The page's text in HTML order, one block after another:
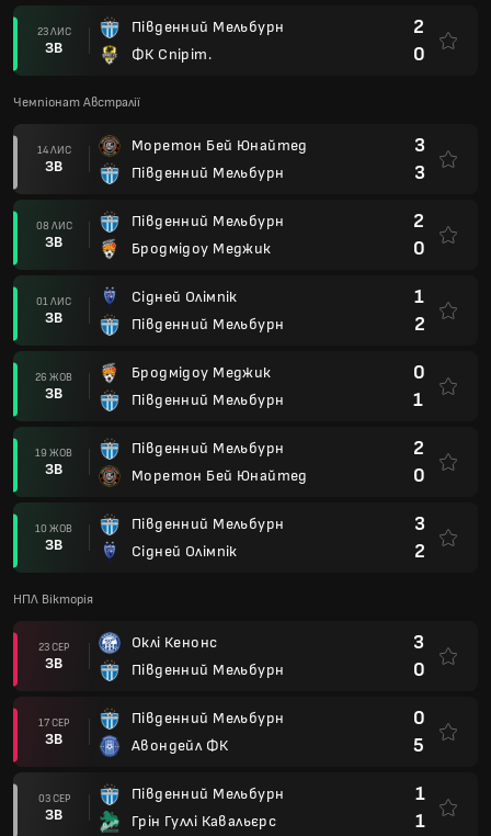
23 ЛИС
ЗВ
Південний Мельбурн
ФК Спіріт.
2
0
Чемпіонат Австралії
14 ЛИС
ЗВ
Моретон Бей Юнайтед
Південний Мельбурн
3
3
08 ЛИС
ЗВ
Південний Мельбурн
Бродмідоу Меджик
2
0
01 ЛИС
ЗВ
Сідней Олімпік
Південний Мельбурн
1
2
26 ЖОВ
ЗВ
Бродмідоу Меджик
Південний Мельбурн
0
1
19 ЖОВ
ЗВ
Південний Мельбурн
Моретон Бей Юнайтед
2
0
10 ЖОВ
ЗВ
Південний Мельбурн
Сідней Олімпік
3
2
НПЛ Вікторія
23 СЕР
ЗВ
Оклі Кенонс
Південний Мельбурн
3
0
17 СЕР
ЗВ
Південний Мельбурн
Авондейл ФК
0
5
03 СЕР
ЗВ
Південний Мельбурн
Грін Гуллі Кавальєрс
1
1